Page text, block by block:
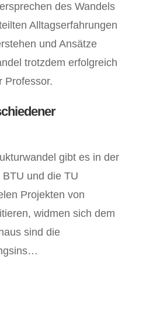
des Wandels
Alltagserfahrungen
und Ansätze
trotzdem erfolgreich
Professor.
gibt es in der
und die TU
Projekten von
widmen sich dem
sind die